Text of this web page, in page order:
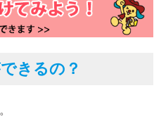
きるの？